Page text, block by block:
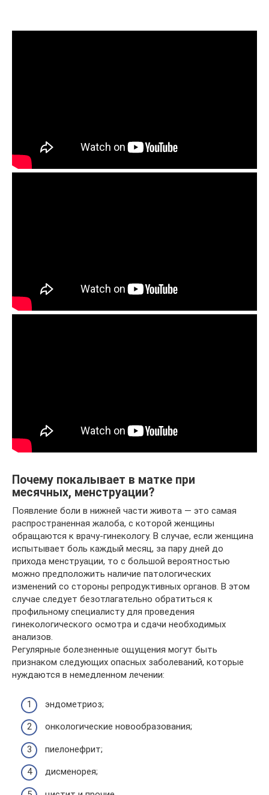
Почему покалывает в матке при
месячных, менструации?
Появление боли в нижней части живота — это самая
распространенная жалоба, с которой женщины
обращаются к врачу-гинекологу. В случае, если женщина
испытывает боль каждый месяц, за пару дней до
прихода менструации, то с большой вероятностью
можно предположить наличие патологических
изменений со стороны репродуктивных органов. В этом
случае следует безотлагательно обратиться к
профильному специалисту для проведения
гинекологического осмотра и сдачи необходимых
анализов.
Регулярные болезненные ощущения могут быть
признаком следующих опасных заболеваний, которые
нуждаются в немедленном лечении:
эндометриоз;
онкологические новообразования;
пиелонефрит;
дисменорея;